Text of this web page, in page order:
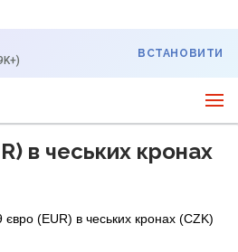
ВСТАНОВИТИ
в чеських кронах
(EUR) в чеських кронах (CZK)